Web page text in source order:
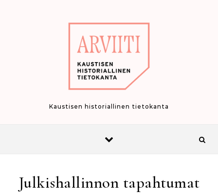
Kaustisen historiallinen tietokanta
Julkishallinnon tapahtumat